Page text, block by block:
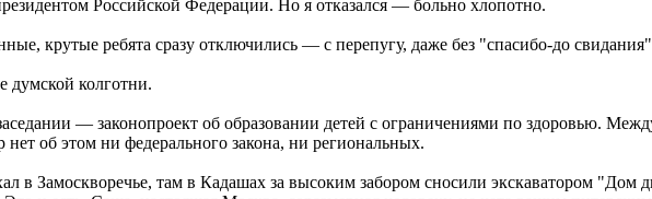
Российской Федерации. Но я отказался — больно хлопотно.
крутые ребята сразу отключились — с перепугу, даже без "спасибо-до
колготни.
— законопроект об образовании детей с ограничениями по здоровью.
об этом ни федерального закона, ни региональных.
в Замоскворечье, там в Кадашах за высоким забором сносили экскаватором "Дом